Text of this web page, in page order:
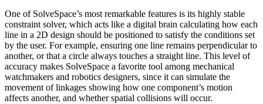
One of SolveSpace’s most remarkable features is its highly stable
constraint solver, which acts like a digital brain calculating how each
line in a 2D design should be positioned to satisfy the conditions set
by the user. For example, ensuring one line remains perpendicular to
another, or that a circle always touches a straight line. This level of
accuracy makes SolveSpace a favorite tool among mechanical
watchmakers and robotics designers, since it can simulate the
movement of linkages showing how one component’s motion
affects another, and whether spatial collisions will occur.